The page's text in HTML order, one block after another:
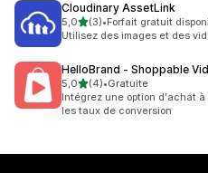
Cloudinary AssetLink
5,0étoile(s) sur 5
(3)
3 avis au total
•Forfait gratuit
Utilisez des images et des
HelloBrand ‑ Shoppable
5,0étoile(s) sur 5
(4)
4 avis au total
•Gratuite
Intégrez une option d'achat
les taux de conversion